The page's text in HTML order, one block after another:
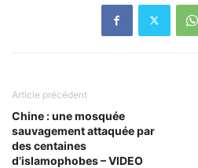
Article précédent
Chine : une mosquée
sauvagement attaquée par
des centaines
d’islamophobes – VIDEO